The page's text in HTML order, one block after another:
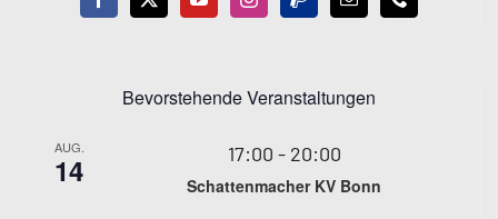
Bevorstehende Veranstaltungen
AUG.
14 17:00 - 20:00
Schattenmacher KV Bonn